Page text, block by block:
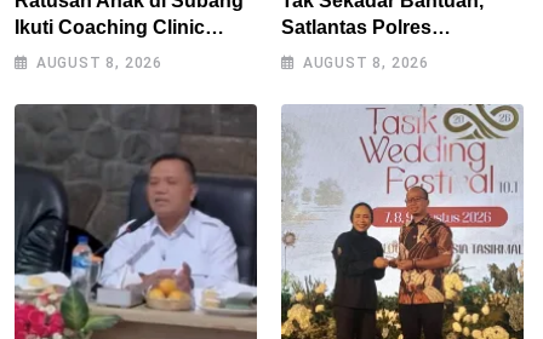
Ikuti Coaching Clinic
Bersama Legenda Persib
AUGUST 8, 2026
Satlantas Polres
Tasikmalaya Dorong
Puspahiang
AUGUST 8, 2026